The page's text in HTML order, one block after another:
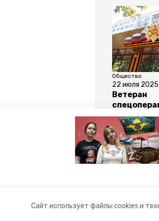
Сайт использует файлы cookies и
Общество
22 июля
Ветеран
проекте
СВОих
Все новости